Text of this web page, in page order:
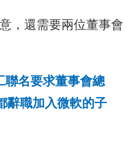
，還需要兩位董事會
名要求董事會總
辭職加入微軟的子